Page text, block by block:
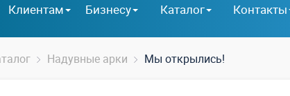
Клиентам Бизнесу Каталог Контакты
Надувные арки Мы открылись!